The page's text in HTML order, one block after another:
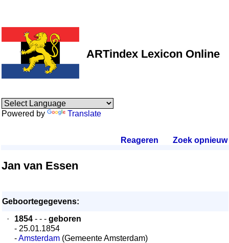
ARTindex Lexicon Online
Powered by Translate
Reageren Zoek opnieuw.
Jan van Essen
Geboortegegevens:
·
1854 - - - geboren
- 25.01.1854
-Amsterdam (Gemeente Amsterdam)